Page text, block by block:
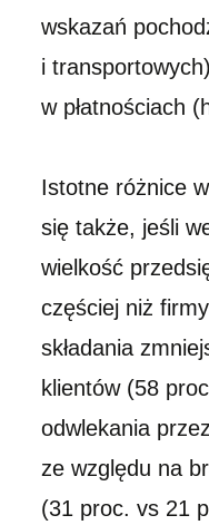
wskazań
i
w płatnościach
Istotne różnice
się także, jeśli
wielkość
częściej niż
składania
klientów (58
odwlekania
ze względu na
(31 proc. vs 21